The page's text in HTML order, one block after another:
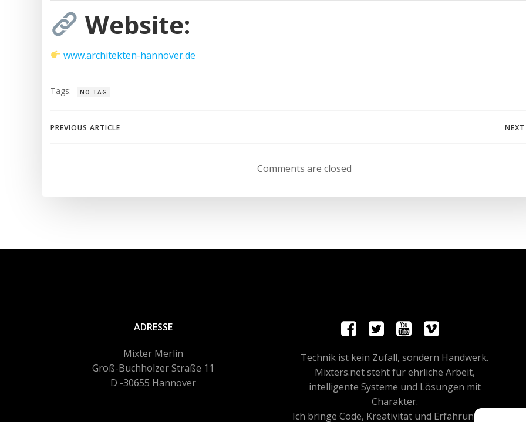
Website:
www.architekten-hannover.de
Tags: NO TAG
Post
PREVIOUS ARTICLE
navigation
Comments are closed
ADRESSE
Mixter Merlin
Groß-Buchholzer Straße 11
D -30655 Hannover
Technik ist kein Zufall, sondern Handwerk.
Mixters.net steht für ehrliche Arbeit,
intelligente Systeme und Lösungen mit
Charakter.
Ich bringe Code, Kreativität und Erfahrung auf